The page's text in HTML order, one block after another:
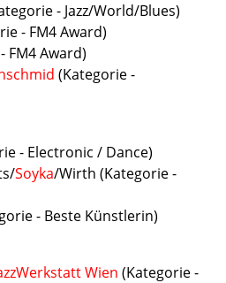
- Jazz/World/Blues)
- FM4 Award)
FM4 Award)
(Kategorie -
- Electronic / Dance)
Soyka/Wirth (Kategorie -
- Beste Künstlerin)
Wien (Kategorie -